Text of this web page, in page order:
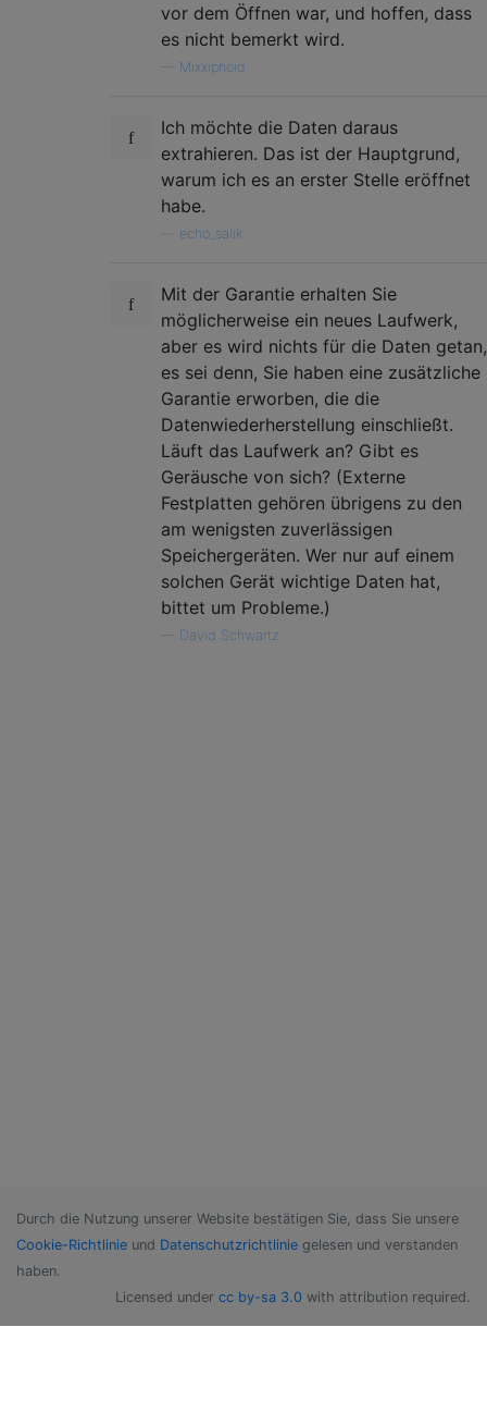
vor dem Öffnen war, und hoffen, dass
es nicht bemerkt wird.
Mixxiphoid
Ich möchte die Daten daraus
extrahieren. Das ist der Hauptgrund,
warum ich es an erster Stelle eröffnet
habe.
echo_salik
Mit der Garantie erhalten Sie
möglicherweise ein neues Laufwerk,
aber es wird nichts für die Daten getan,
es sei denn, Sie haben eine zusätzliche
Garantie erworben, die die
Datenwiederherstellung einschließt.
Läuft das Laufwerk an? Gibt es
Geräusche von sich? (Externe
Festplatten gehören übrigens zu den
am wenigsten zuverlässigen
Speichergeräten. Wer nur auf einem
solchen Gerät wichtige Daten hat,
bittet um Probleme.)
David Schwartz
Durch die Nutzung unserer Website bestätigen Sie, dass Sie unsere
Cookie-Richtlinie und Datenschutzrichtlinie gelesen und verstanden
haben.
Licensed under cc by-sa 3.0 with attribution required.